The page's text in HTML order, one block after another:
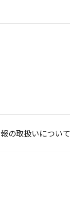
の取扱いについて